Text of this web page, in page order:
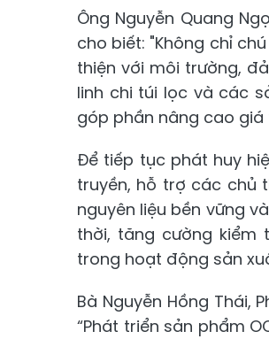
Ông Nguyễn Quang
cho biết: "Không chỉ
thiện với môi trường,
linh chi túi lọc và các
góp phần nâng cao
Để tiếp tục phát huy
truyền, hỗ trợ các chủ
nguyên liệu bền vững
thời, tăng cường kiểm
trong hoạt động sản
Bà Nguyễn Hồng Thái,
“Phát triển sản phẩm